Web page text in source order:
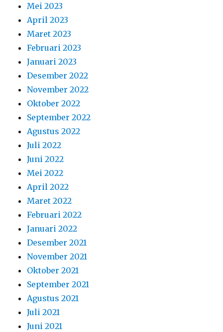
Mei 2023
April 2023
Maret 2023
Februari 2023
Januari 2023
Desember 2022
November 2022
Oktober 2022
September 2022
Agustus 2022
Juli 2022
Juni 2022
Mei 2022
April 2022
Maret 2022
Februari 2022
Januari 2022
Desember 2021
November 2021
Oktober 2021
September 2021
Agustus 2021
Juli 2021
Juni 2021